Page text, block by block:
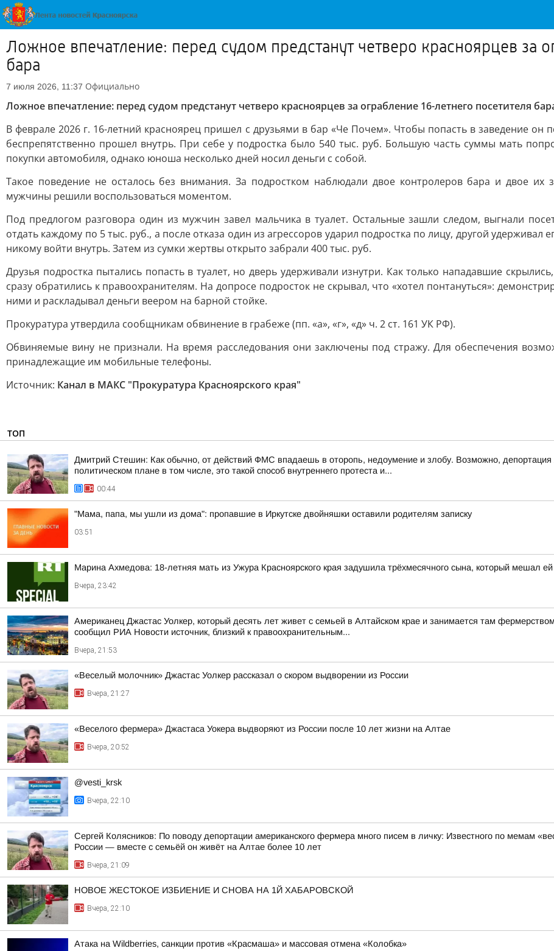
Ложное впечатление: перед судом предстанут четверо красноярцев за
бара
7 июля 2026, 11:37 Официально
Ложное впечатление: перед судом предстанут четверо красноярцев за ограбление 16-летнего посетителя
В феврале 2026 г. 16-летний красноярец пришел с друзьями в бар «Че Почем». Чтобы попасть в заведение он
беспрепятственно прошел внутрь. При себе у подростка было 540 тыс. руб. Большую часть суммы мать
покупки автомобиля, однако юноша несколько дней носил деньги с собой.
Такое поведение не осталось без внимания. За подростком наблюдали двое контролеров бара и двое их
мужчины решили воспользоваться моментом.
Под предлогом разговора один из мужчин завел мальчика в туалет. Остальные зашли следом, выгнали
отдать каждому по 5 тыс. руб., а после отказа один из агрессоров ударил подростка по лицу, другой удерживал
никому войти внутрь. Затем из сумки жертвы открыто забрали 400 тыс. руб.
Друзья подростка пытались попасть в туалет, но дверь удерживали изнутри. Как только нападавшие
сразу обратились к правоохранителям. На допросе подросток не скрывал, что «хотел понтануться»:
ними и раскладывал деньги веером на барной стойке.
Прокуратура утвердила сообщникам обвинение в грабеже (пп. «а», «г», «д» ч. 2 ст. 161 УК РФ).
Обвиняемые вину не признали. На время расследования они заключены под стражу. Для обеспечения
принадлежащие им мобильные телефоны.
Источник: Канал в МАКС "Прокуратура Красноярского края"
ТОП
Дмитрий Стешин: Как обычно, от действий ФМС впадаешь в оторопь, недоумение и злобу. Возможно,
политическом плане в том числе, это такой способ внутреннего протеста и...
00:44
"Мама, папа, мы ушли из дома": пропавшие в Иркутске двойняшки оставили родителям записку
03:51
Марина Ахмедова: 18-летняя мать из Ужура Красноярского края задушила трёхмесячного сына, который мешал ей
Вчера, 23:42
Американец Джастас Уолкер, который десять лет живет с семьей в Алтайском крае и занимается там
сообщил РИА Новости источник, близкий к правоохранительным...
Вчера, 21:53
«Веселый молочник» Джастас Уолкер рассказал о скором выдворении из России
Вчера, 21:27
«Веселого фермера» Джастаса Уокера выдворяют из России после 10 лет жизни на Алтае
Вчера, 20:52
@vesti_krsk
Вчера, 22:10
Сергей Колясников: По поводу депортации американского фермера много писем в личку: Известного по мемам
России — вместе с семьёй он живёт на Алтае более 10 лет
Вчера, 21:09
НОВОЕ ЖЕСТОКОЕ ИЗБИЕНИЕ И СНОВА НА 1Й ХАБАРОВСКОЙ
Вчера, 22:10
Атака на Wildberries, санкции против «Красмаша» и массовая отмена «Колобка»